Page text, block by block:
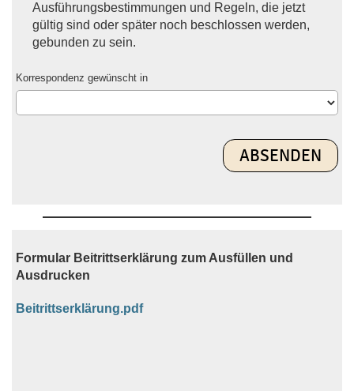
Ausführungsbestimmungen und Regeln, die jetzt
gültig sind oder später noch beschlossen werden,
gebunden zu sein.
Korrespondenz gewünscht in
Formular Beitrittserklärung zum Ausfüllen und
Ausdrucken
Beitrittserklärung.pdf